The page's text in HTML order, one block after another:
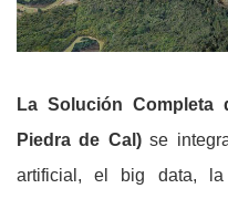
La Solución Completa
Piedra de Cal)se
artificial, el big data,